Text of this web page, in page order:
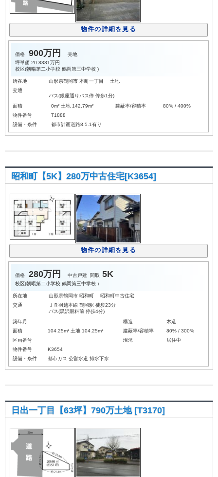
物件の詳細を見る
価格 900万円
売地
坪単価 20.8381万円
校区(朝暘第二小学校 鶴岡第三中学校 )
所在地
山形県鶴岡市 本町一丁目 土地
交通
バス(銀座通りバス停 停歩1分)
面積
0m² 土地 142.79m² 建蔽率/容積率
80% / 400%
物件番号
T1888
設備・条件
都市計画道路8.5.1有り
昭和町【5K】280万中古住宅[K3654]
物件の詳細を見る
価格 280万円 中古戸建 間取 5K
校区(朝暘第二小学校 鶴岡第三中学校 )
所在地
山形県鶴岡市 昭和町 昭和町中古住宅
交通
ＪＲ羽越本線 鶴岡駅 徒歩23分
バス(黒沢眼科前 停歩4分)
築年月
構造
木造
面積
104.25m² 土地 104.25m² 建蔽率/容積率
80% / 300%
区画番号
現況
居住中
物件番号
K3654
設備・条件
都市ガス 公営水道 排水下水
日出一丁目【63坪】790万土地 [T3170]